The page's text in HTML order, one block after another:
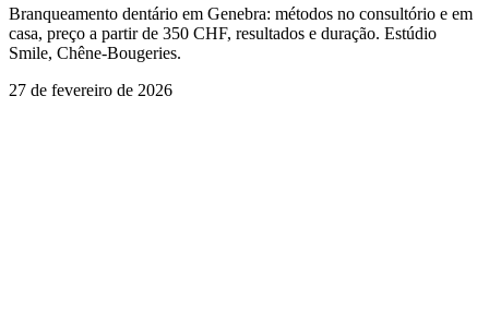
Branqueamento dentário em Genebra: métodos no consultório e em
casa, preço a partir de 350 CHF, resultados e duração. Estúdio
Smile, Chêne-Bougeries.
27 de fevereiro de 2026